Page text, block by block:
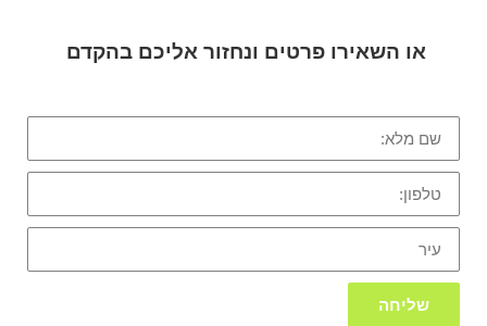
או השאירו פרטים ונחזור אליכם בהקדם
שם
מלא:
טלפון:
עיר
שליחה